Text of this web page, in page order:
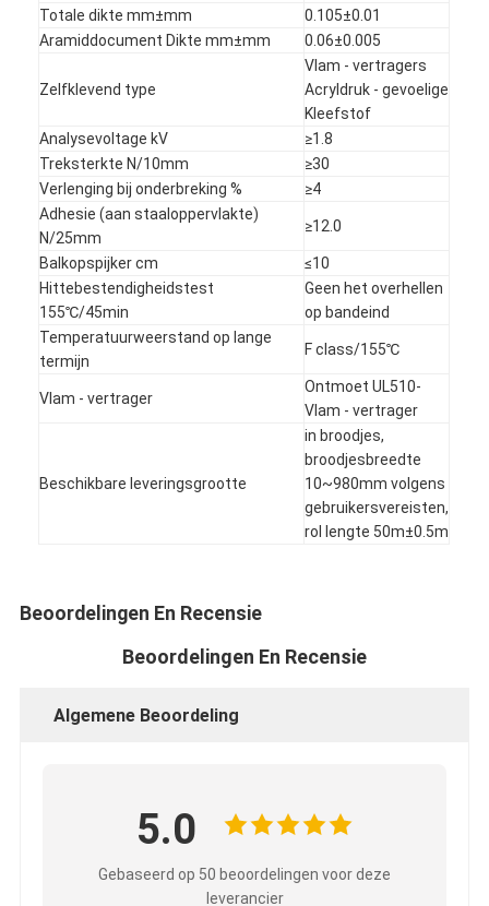
Ongeveer ons
Totale dikte mm±mm
0.105±0.01
Aramiddocument Dikte mm±mm
0.06±0.005
Zelfklevend type
Vlam - vertragers
Acryldruk - gevoelige
Kleefstof
Analysevoltage kV
≥1.8
Treksterkte N/10mm
≥30
Verlenging bij onderbreking %
≥4
Adhesie (aan staaloppervlakte)
N/25mm
≥12.0
Balkopspijker cm
≤10
Hittebestendigheidstest
155℃/45min
Geen het overhellen
op bandeind
Temperatuurweerstand op lange
termijn
F class/155℃
Vlam - vertrager
Ontmoet UL510-
Vlam - vertrager
Beschikbare leveringsgrootte
in broodjes,
broodjesbreedte
10~980mm volgens
gebruikersvereisten,
rol lengte 50m±0.5m
Beoordelingen En Recensie
Beoordelingen En Recensie
Algemene Beoordeling
5.0
Gebaseerd op 50 beoordelingen voor deze
leverancier